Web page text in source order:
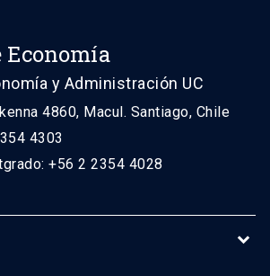
y Administración UC
4860, Macul. Santiago, Chile
4303
+56 2 2354 4028